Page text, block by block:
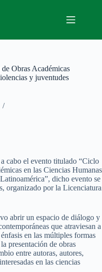
Obras Académicas
y juventudes
cabo el evento titulado “Ciclo
en las Ciencias Humanas
dicho evento se
organizado por la Licenciatura
abrir un espacio de diálogo y
que atraviesan a
en las múltiples formas
presentación de obras
entre autoras, autores,
en las ciencias